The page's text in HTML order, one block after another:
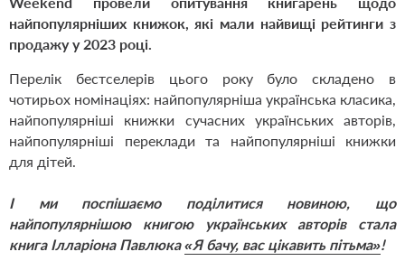
найпопулярніших книжок, які мали найвищі рейтинги з
продажу у 2023 році.
Перелік бестселерів цього року було складено в
чотирьох номінаціях: найпопулярніша українська класика,
найпопулярніші книжки сучасних українських авторів,
найпопулярніші переклади та найпопулярніші книжки
для дітей.
І ми поспішаємо поділитися новиною, що
найпопулярнішою книгою українських авторів стала
книга Ілларіона Павлюка«Я бачу, вас цікавить пітьма»!